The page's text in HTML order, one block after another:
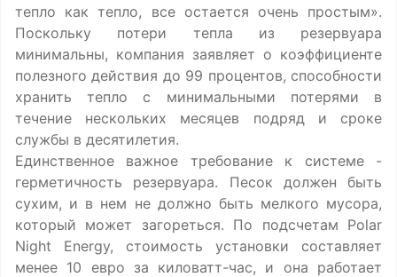
тепло как тепло, все остается очень простым».
Поскольку потери тепла из резервуара
минимальны, компания заявляет о коэффициенте
полезного действия до 99 процентов, способности
хранить тепло с минимальными потерями в
течение нескольких месяцев подряд и сроке
службы в десятилетия.
Единственное важное требование к системе -
герметичность резервуара. Песок должен быть
сухим, и в нем не должно быть мелкого мусора,
который может загореться. По подсчетам Polar
Night Energy, стоимость установки составляет
менее 10 евро за киловатт-час, и она работает